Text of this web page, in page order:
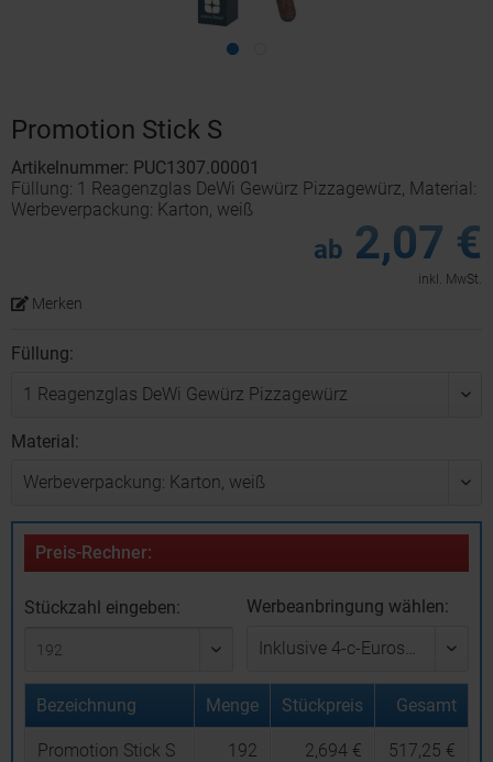
Promotion Stick S
Artikelnummer: PUC1307.00001
Füllung: 1 Reagenzglas DeWi Gewürz Pizzagewürz, Material:
Werbeverpackung: Karton, weiß
ab 2,07 €
inkl. MwSt.
Merken
Füllung:
Material:
Preis-Rechner:
Stückzahl eingeben: Werbeanbringung wählen:
Bezeichnung Menge Stückpreis Gesamt
Promotion Stick S 192 2,694 € 517,25 €